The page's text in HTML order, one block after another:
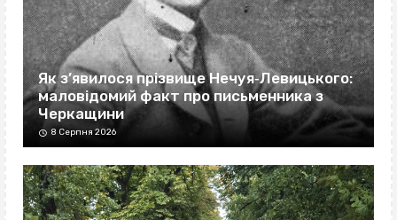
Як з’явилося прізвище Нечуя‐Левицького:
маловідомий факт про письменника з
Черкащини
8 Серпня 2026